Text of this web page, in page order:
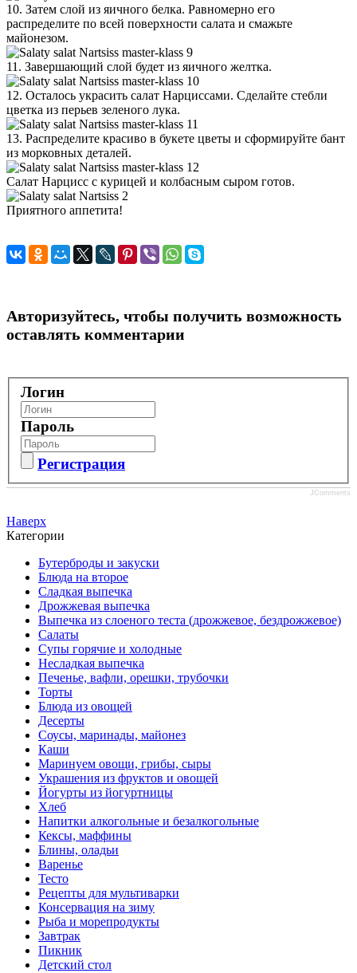
10. Затем слой из яичного белка. Равномерно его
распределите по всей поверхности салата и смажьте
майонезом.
11. Завершающий слой будет из яичного желтка.
12. Осталось украсить салат Нарциссами. Сделайте стебли
цветка из перьев зеленого лука.
13. Распределите красиво в букете цветы и сформируйте бант
из морковных деталей.
Салат Нарцисс с курицей и колбасным сыром готов.
Приятного аппетита!
Авторизуйтесь, чтобы получить возможность
оставлять комментарии
Логин
Пароль
Регистрация
JComments
Наверх
Категории
Бутерброды и закуски
Блюда на второе
Сладкая выпечка
Дрожжевая выпечка
Выпечка из слоеного теста (дрожжевое, бездрожжевое)
Салаты
Супы горячие и холодные
Несладкая выпечка
Печенье, вафли, орешки, трубочки
Торты
Блюда из овощей
Десерты
Соусы, маринады, майонез
Каши
Маринуем овощи, грибы, сыры
Украшения из фруктов и овощей
Йогурты из йогуртницы
Хлеб
Напитки алкогольные и безалкогольные
Кексы, маффины
Блины, оладьи
Варенье
Тесто
Рецепты для мультиварки
Консервация на зиму
Рыба и морепродукты
Завтрак
Пикник
Детский стол